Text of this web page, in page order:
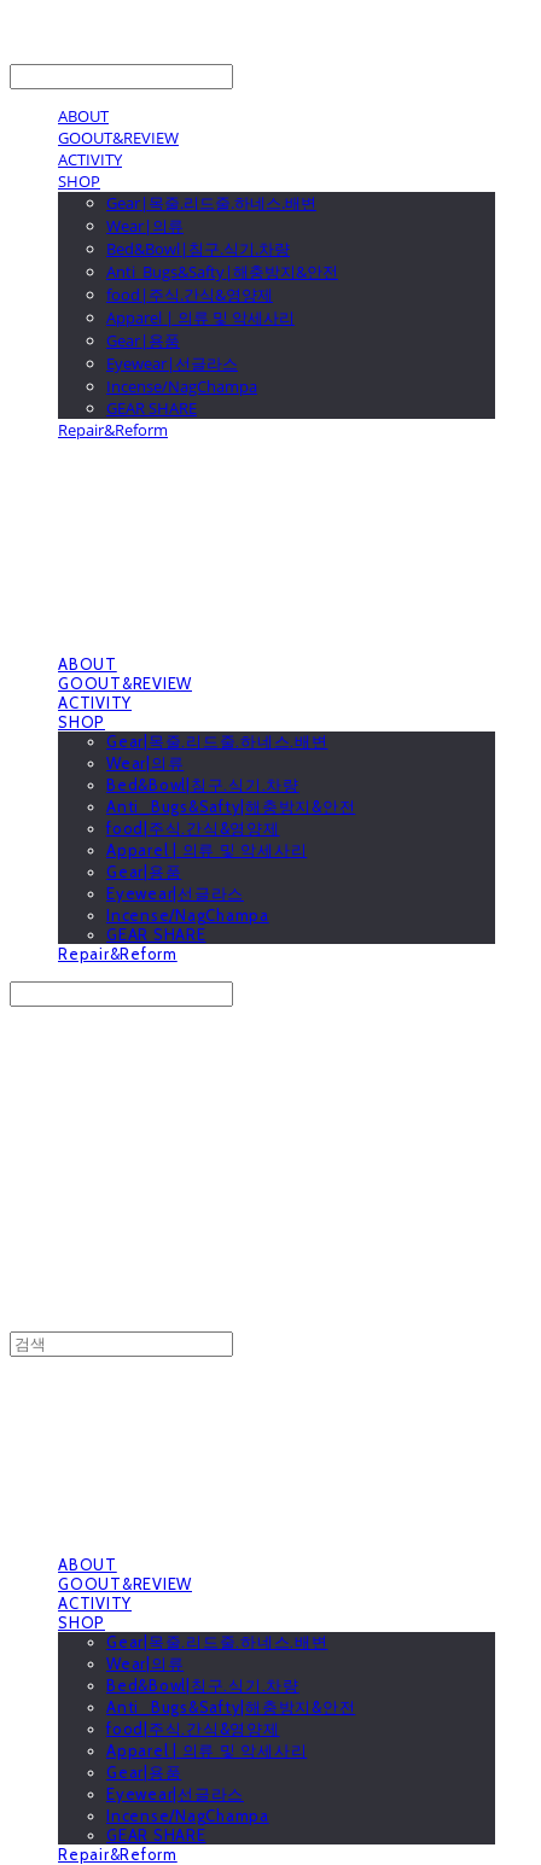
ABOUT
GOOUT&REVIEW
ACTIVITY
SHOP
Gear|목줄.리드줄.하네스.배변
Wear|의류
Bed&Bowl|침구.식기.차량
Anti_Bugs&Safty|해충방지&안전
food|주식.간식&영양제
Apparel | 의류 및 악세사리
Gear|용품
Eyewear|선글라스
Incense/NagChampa
GEAR SHARE
Repair&Reform
ABOUT
GOOUT&REVIEW
ACTIVITY
SHOP
Gear|목줄.리드줄.하네스.배변
Wear|의류
Bed&Bowl|침구.식기.차량
Anti_Bugs&Safty|해충방지&안전
food|주식.간식&영양제
Apparel | 의류 및 악세사리
Gear|용품
Eyewear|선글라스
Incense/NagChampa
GEAR SHARE
Repair&Reform
ABOUT
GOOUT&REVIEW
ACTIVITY
SHOP
Gear|목줄.리드줄.하네스.배변
Wear|의류
Bed&Bowl|침구.식기.차량
Anti_Bugs&Safty|해충방지&안전
food|주식.간식&영양제
Apparel | 의류 및 악세사리
Gear|용품
Eyewear|선글라스
Incense/NagChampa
GEAR SHARE
Repair&Reform